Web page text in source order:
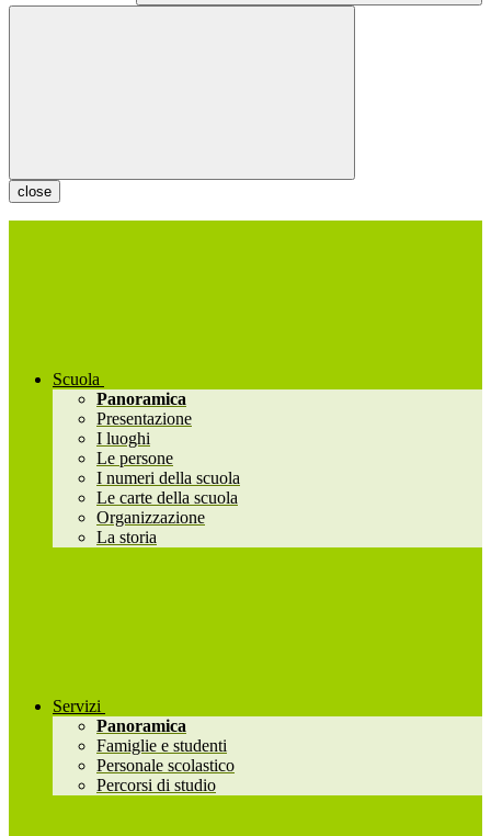
close
Scuola
Panoramica
Presentazione
I luoghi
Le persone
I numeri della scuola
Le carte della scuola
Organizzazione
La storia
Servizi
Panoramica
Famiglie e studenti
Personale scolastico
Percorsi di studio